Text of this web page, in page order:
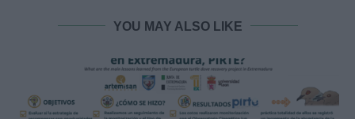
YOU MAY ALSO LIKE